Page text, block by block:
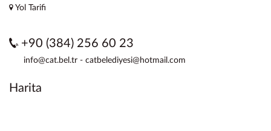
Yol Tarifi
+90 (384) 256 60 23
info@cat.bel.tr - catbelediyesi@hotmail.com
Harita